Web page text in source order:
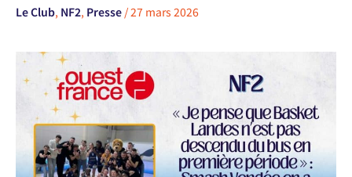
Le Club, NF2, Presse /27 mars 2026